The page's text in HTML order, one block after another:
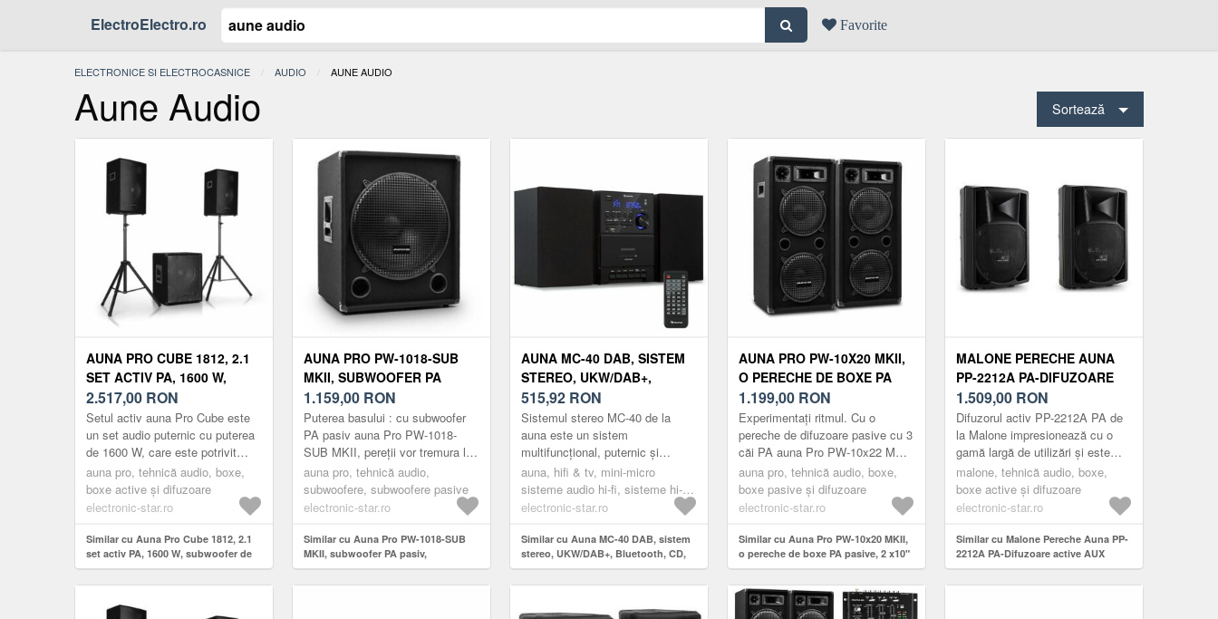
ElectroElectro.ro Favorite
ELECTRONICE SI ELECTROCASNICE AUDIO ACTUAL:
AUNE AUDIO
Aune Audio Sortează
AUNA PRO CUBE 1812, 2.1
SET ACTIV PA, 1600 W,
SUBWOOFER DE 18 ",
DIFUZOR 2 X 12"
2.517,00 RON
Setul activ auna Pro Cube este
un set audio puternic cu puterea
de 1600 W, care este potrivit
pentru petrecere și o prezentare
profesională sau un ...
auna pro, tehnică audio, boxe,
boxe active și difuzoare
electronic-star.ro
Similar cu Auna Pro Cube 1812, 2.1
set activ PA, 1600 W, subwoofer de
18 ", difuzor 2 x 12"
AUNA PRO PW-1018-SUB
MKII, SUBWOOFER PA
PASIV, SUBWOOFER 18 ',
600 W RMS / 1200 W MAX.
1.159,00 RON
Puterea basului : cu subwoofer
PA pasiv auna Pro PW-1018-
SUB MKII, pereții vor tremura la
petreceri și
evenimente.Subwoofer PA auna
Pro PW-1018-SUB...
auna pro, tehnică audio,
subwoofere, subwoofere pasive
electronic-star.ro
Similar cu Auna Pro PW-1018-SUB
MKII, subwoofer PA pasiv,
subwoofer 18 ', 600 W RMS / 1200 W
max.
AUNA MC-40 DAB, SISTEM
STEREO, UKW/DAB+,
BLUETOOTH, CD, CASETĂ,
USB, TELECOMANDĂ
515,92 RON
Sistemul stereo MC-40 de la
auna este un sistem
multifuncțional, puternic și
elegant, care, în ciuda
dimensiunilor sale compacte, va
îmbogăți orice...
auna, hifi & tv, mini-micro
sisteme audio hi-fi, sisteme hi-fi
cu cd player și mp3 usb
electronic-star.ro
Similar cu Auna MC-40 DAB, sistem
stereo, UKW/DAB+, Bluetooth, CD,
casetă, USB, telecomandă
AUNA PRO PW-10X20 MKII,
O PERECHE DE BOXE PA
PASIVE, 2 X10"
SUBWOOFER, 450W
1.199,00 RON
Experimentați ritmul. Cu o
pereche de difuzoare pasive cu 3
căi PA auna Pro PW-10x22 MKII,
sunetul este de partea
ta.Difuzoarele Fullrange PA auna
...
auna pro, tehnică audio, boxe,
boxe pasive și difuzoare
electronic-star.ro
Similar cu Auna Pro PW-10x20 MKII,
o pereche de boxe PA pasive, 2 x10"
subwoofer, 450W
MALONE PERECHE AUNA
PP-2212A PA-DIFUZOARE
ACTIVE AUX 550W
1.509,00 RON
Difuzorul activ PP-2212A PA de
la Malone impresionează cu o
gamă largă de utilizări și este
astfel soluția ideală pentru
muzicieni și toți organiza...
malone, tehnică audio, boxe,
boxe active și difuzoare
electronic-star.ro
Similar cu Malone Pereche Auna PP-
2212A PA-Difuzoare active AUX
550W